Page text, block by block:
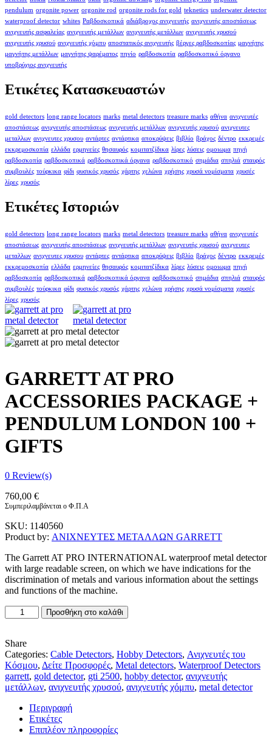
pendulum orgonite power orgonite rod orgonite rods for gold teknetics underwater detector
waterproof detector whites Ραβδοσκοπικά αδιάβροχος ανιχνευτής ανιχνευτής αποστάσεως
ανιχνευτής ασφαλείας ανιχνευτής μετάλλων ανιχνευτής μετάλλων ανιχνευτής χρυσού
ανιχνευτής χρυσού ανιχνευτής χόμπυ αποστατικός ανιχνευτής βέργες ραβδοσκοπίας μαγνήτης
μαγνήτης μετάλλων μαγνήτης ψαρέματος πηνίο ραβδοσκοπία ραβδοσκοπικό όργανο
υποβρύχιος ανιχνευτής
Ετικέτες Κατασκευαστών
gold detectors long range locators marks metal detectors treasure marks αθήνα ανιχνευτές
αποστάσεως ανιχνευτής αποστάσεως ανιχνευτής μετάλλων ανιχνευτής χρυσού ανιχνευτες
μεταλλων ανιχνευτες χρυσου αντάρτες αντάρτικα αποκρύψεις βιβλίο βράχος δέντρο εκκρεμές
εκκρεμοσκοπία ελλάδα ερμηνείες θησαυρός κομιτατζίδικα λίρες λύσεις ομοιωμα πηγή
ραβδοσκοπία ραβδοσκοπικά ραβδοσκοπικά όργανα ραβδοσκοπικό σημάδια σπηλιά σταυρός
συμβουλές τούρκικα φίδι φυσικός χρυσός χάρτης χελώνα χρήσης χρυσά νομίσματα χρυσές
λίρες χρυσός
Ετικέτες Ιστοριών
gold detectors long range locators marks metal detectors treasure marks αθήνα ανιχνευτές
αποστάσεως ανιχνευτής αποστάσεως ανιχνευτής μετάλλων ανιχνευτής χρυσού ανιχνευτες
μεταλλων ανιχνευτες χρυσου αντάρτες αντάρτικα αποκρύψεις βιβλίο βράχος δέντρο εκκρεμές
εκκρεμοσκοπία ελλάδα ερμηνείες θησαυρός κομιτατζίδικα λίρες λύσεις ομοιωμα πηγή
ραβδοσκοπία ραβδοσκοπικά ραβδοσκοπικά όργανα ραβδοσκοπικό σημάδια σπηλιά σταυρός
συμβουλές τούρκικα φίδι φυσικός χρυσός χάρτης χελώνα χρήσης χρυσά νομίσματα χρυσές
λίρες χρυσός
GARRETT AT PRO
ACCESSORIES PACKAGE +
PENDULUM LONDON 100 +
GIFTS
0 Review(s)
760,00 €
Συμπεριλαμβάνεται ο Φ.Π.Α
SKU: 1140560
Product by: ΑΝΙΧΝΕΥΤΕΣ ΜΕΤΑΛΛΩΝ GARRETT
The Garrett AT PRO INTERNATIONAL waterproof metal detector
with large readable screen, on which we have indications for the
discrimination of metals and various information about the settings
and functions of the machine.
GARRETT
AT
ACCESSORIES
PACKAGE
+
PENDULUM
LONDON
GIFTS
ποσότητα
Προσθήκη στο καλάθι
Share
Categories: Cable Detectors, Hobby Detectors, Ανιχνευτές του
Κόσμου, Δείτε Προσφορές, Metal detectors, Waterproof Detectors
garrett, gold detector, gti 2500, hobby detector, ανιχνευτής
μετάλλων, ανιχνευτής χρυσού, ανιχνευτής χόμπυ, metal detector
Περιγραφή
Ετικέτες
Επιπλέον πληροφορίες